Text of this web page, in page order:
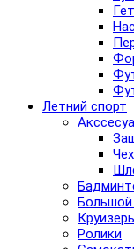
Летний спорт
Большой
Ролики